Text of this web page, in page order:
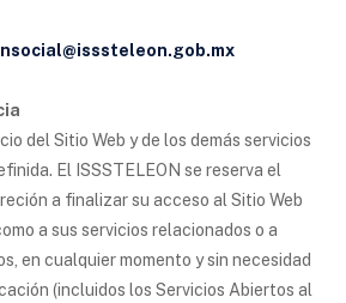
del Sitio Web y de los demás servicios
El ISSSTELEON se reserva el
a finalizar su acceso al Sitio Web
a sus servicios relacionados o a
en cualquier momento y sin necesidad
(incluidos los Servicios Abiertos al